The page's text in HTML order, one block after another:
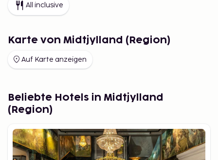
Wochenendtrip empfehlenswert sind, gehören
München und Köln – lebendige Städte mit vielen
All inclusive
Karte von Midtjylland (Region)
Auf Karte anzeigen
Beliebte Hotels in Midtjylland
(Region)